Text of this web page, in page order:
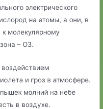
электрического
на атомы, а они, в
молекулярному
– О3.
и гроз в атмосфере.
молний на небе
в воздухе.